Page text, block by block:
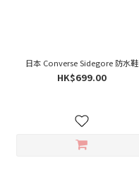
日本 Converse Sidegore 防水鞋
HK$699.00